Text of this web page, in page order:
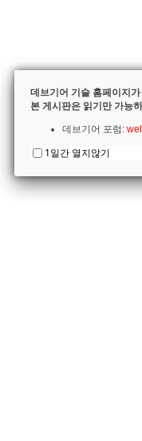
데브기어 기술 홈페이지
본 게시판은 읽기만 가능
데브기어 포럼:
1일간 열지않기